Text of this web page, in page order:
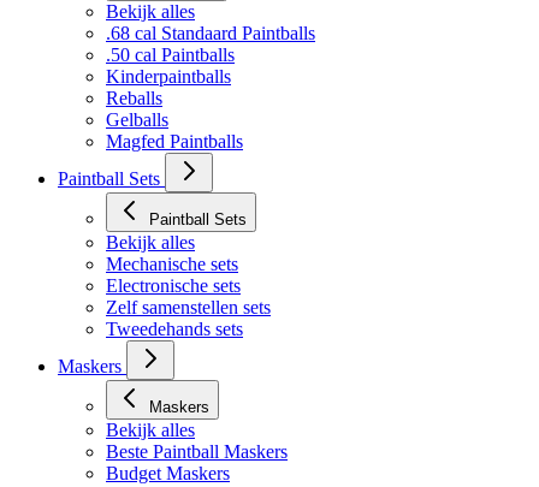
Bekijk alles
.68 cal Standaard Paintballs
.50 cal Paintballs
Kinderpaintballs
Reballs
Gelballs
Magfed Paintballs
Paintball Sets
Paintball Sets
Bekijk alles
Mechanische sets
Electronische sets
Zelf samenstellen sets
Tweedehands sets
Maskers
Maskers
Bekijk alles
Beste Paintball Maskers
Budget Maskers